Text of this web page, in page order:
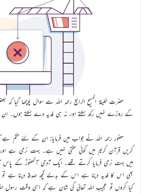
حضرت خلیفۃ المسیح الرابع رحمہ اللہ سے سوال پوچھا گیا
کے روزے نہیں رکھ سکتے اور نہ ہی فدیہ دے سکتے ہوں۔
حضور رحمہ اللہ نے جواب میں فرمایا: ان کے لئے حکم ہے
کریں قرآن کریم میں کوئی سختی نہیں ہے۔ بہت نرمی ہے
میں بہت نرمی فرمایا کرتے تھے۔ ایک آدمی آنحضورؐ کے پاس
بھی اس کا فدیہ دینا ہے اس کے بدلے کچھ صدقہ دینا ہے
کیا کروں تو عجیب اللہ تعالیٰ کی شان ہے کہ اسی وقت رسول